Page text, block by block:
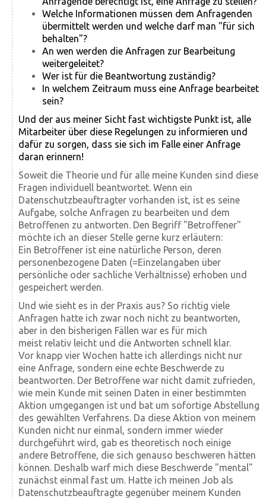
Welche Informationen müssen dem Anfragenden
übermittelt werden und welche darf man "für sich
behalten"?
An wen werden die Anfragen zur Bearbeitung
weitergeleitet?
Wer ist für die Beantwortung zuständig?
In welchem Zeitraum muss eine Anfrage bearbeitet
sein?
Und der aus meiner Sicht fast wichtigste Punkt ist, alle
Mitarbeiter über diese Regelungen zu informieren und
dafür zu sorgen, dass sie sich im Falle einer Anfrage
daran erinnern!
Soweit die Theorie und für alle meine Kunden sind diese
Fragen individuell beantwortet. Wenn ein
Datenschutzbeauftragter vorhanden ist, ist es seine
Aufgabe, solche Anfragen zu bearbeiten und dem
Betroffenen zu antworten. Den Begriff "Betroffener"
möchte ich an dieser Stelle gerne kurz erläutern:
Ein Betroffener ist eine natürliche Person, deren
personenbezogene Daten (=Einzelangaben über
persönliche oder sachliche Verhältnisse) erhoben und
gespeichert werden.
Und wie sieht es in der Praxis aus? So richtig viele
Anfragen hatte ich zwar noch nicht zu beantworten,
aber in den bisherigen Fällen war es für mich
meist relativ leicht und die Antworten schnell klar.
Vor knapp vier Wochen hatte ich allerdings nicht nur
eine Anfrage, sondern eine echte Beschwerde zu
beantworten. Der Betroffene war nicht damit zufrieden,
wie mein Kunde mit seinen Daten in einer bestimmten
Aktion umgegangen ist und bat um sofortige Abstellung
des gewählten Verfahrens. Da diese Aktion von meinem
Kunden nicht nur einmal, sondern immer wieder
durchgeführt wird, gab es theoretisch noch einige
andere Betroffene, die sich genauso beschweren hätten
können. Deshalb warf mich diese Beschwerde "mental"
zunächst einmal fast um. Hatte ich meinen Job als
Datenschutzbeauftragte gegenüber meinem Kunden